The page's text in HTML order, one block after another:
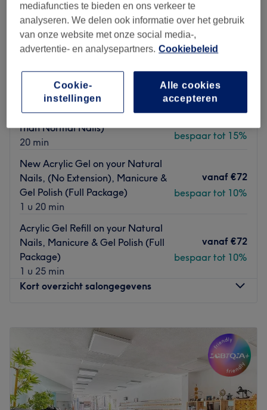
Ezoncs Beautysalon Utrecht
4,8
464 reviews
Laat zien op de kaart
Daluren
ADD ON: + Long Nails (Longer
than Normal Nails)
20 min
bespaar tot 15%
New Acrylic Gel on your Natural
Nails, (No Extension), Manicure &
Gel Polish (Full Package)
1 u 20 min
vanaf €72
bespaar tot 10%
Acrylic Gel Refill on your Natural
Nails, Manicure & Gel Polish (Full
Package)
1 u 25 min
vanaf €72
bespaar tot 10%
Kort overzicht salongegevens
21:00
Woensdag
21:00
Donderdag
10:00 –21:00
Vrijdag
10:00
21:00
Zaterdag
10:00
21:00
Zondag
11:00–21:00
mediafuncties te bieden en ons verkeer te
analyseren. We delen ook informatie over het gebruik
van onze website met onze social media-,
advertentie- en analysepartners. Cookiebeleid
Alle cookies
accepteren
Cookie-
instellingen